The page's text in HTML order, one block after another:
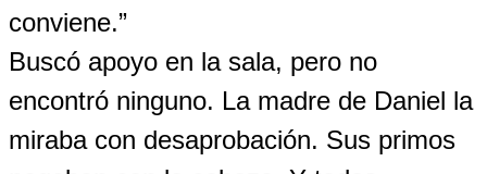
conviene.”
Buscó apoyo en la sala, pero no
encontró ninguno. La madre de Daniel la
miraba con desaprobación. Sus primos